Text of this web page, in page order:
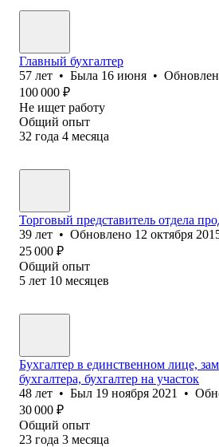
Главный бухгалтер
57 лет • Была 16 июня •
100 000 ₽
Не ищет работу
Общий опыт
32 года 4 месяца
Торговый представитель отдела
39 лет • Обновлено 12 октября
25 000 ₽
Общий опыт
5 лет 10 месяцев
Бухгалтер в единственном лице,
бухгалтера, бухгалтер на участок
48 лет • Был 19 ноября 2021 •
30 000 ₽
Общий опыт
23 года 3 месяца